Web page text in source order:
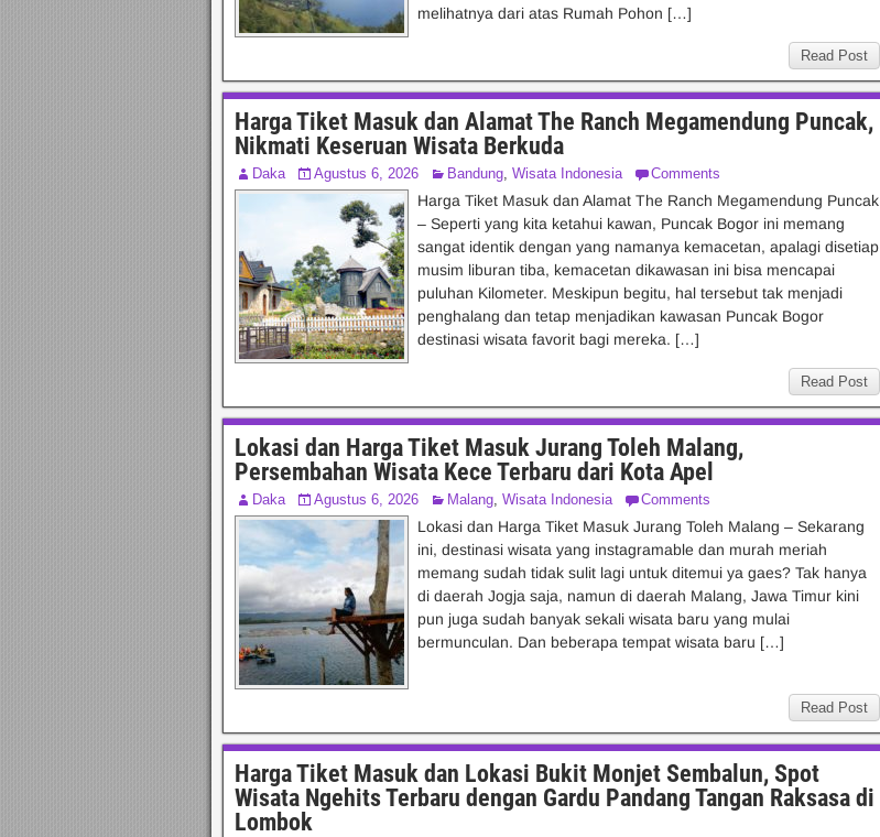
melihatnya dari atas Rumah Pohon […]
Read Post
Harga Tiket Masuk dan Alamat The Ranch Megamendung Puncak,
Nikmati Keseruan Wisata Berkuda
Daka Agustus 6, 2026 Bandung, Wisata Indonesia Comments
Harga Tiket Masuk dan Alamat The Ranch Megamendung Puncak
– Seperti yang kita ketahui kawan, Puncak Bogor ini memang
sangat identik dengan yang namanya kemacetan, apalagi disetiap
musim liburan tiba, kemacetan dikawasan ini bisa mencapai
puluhan Kilometer. Meskipun begitu, hal tersebut tak menjadi
penghalang dan tetap menjadikan kawasan Puncak Bogor
destinasi wisata favorit bagi mereka. […]
Read Post
Lokasi dan Harga Tiket Masuk Jurang Toleh Malang,
Persembahan Wisata Kece Terbaru dari Kota Apel
Daka Agustus 6, 2026 Malang, Wisata Indonesia Comments
Lokasi dan Harga Tiket Masuk Jurang Toleh Malang – Sekarang
ini, destinasi wisata yang instagramable dan murah meriah
memang sudah tidak sulit lagi untuk ditemui ya gaes? Tak hanya
di daerah Jogja saja, namun di daerah Malang, Jawa Timur kini
pun juga sudah banyak sekali wisata baru yang mulai
bermunculan. Dan beberapa tempat wisata baru […]
Read Post
Harga Tiket Masuk dan Lokasi Bukit Monjet Sembalun, Spot
Wisata Ngehits Terbaru dengan Gardu Pandang Tangan Raksasa di
Lombok